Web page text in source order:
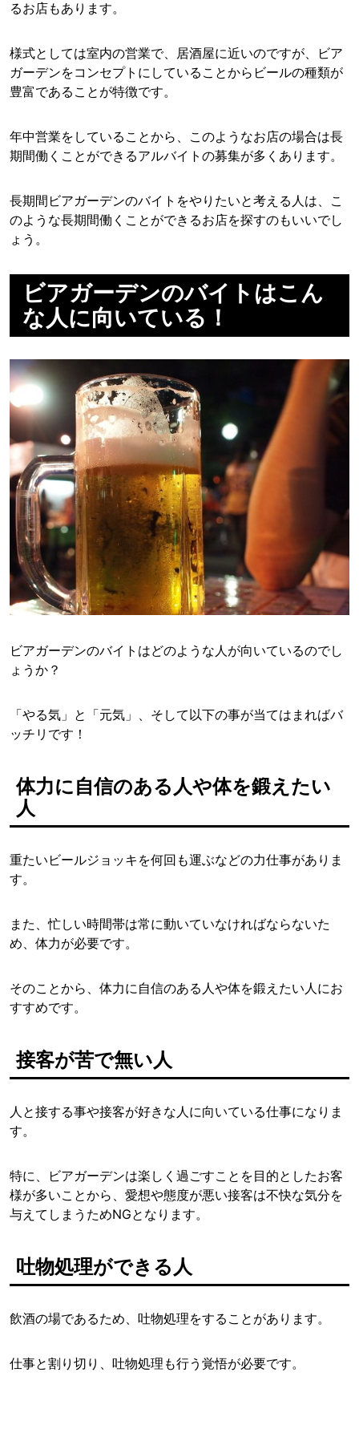
るお店もあります。
様式としては室内の営業で、居酒屋に近いのですが、ビア
ガーデンをコンセプトにしていることからビールの種類が
豊富であることが特徴です。
年中営業をしていることから、このようなお店の場合は長
期間働くことができるアルバイトの募集が多くあります。
長期間ビアガーデンのバイトをやりたいと考える人は、こ
のような長期間働くことができるお店を探すのもいいでし
ょう。
ビアガーデンのバイトはこん
な人に向いている！
ビアガーデンのバイトはどのような人が向いているのでし
ょうか？
「やる気」と「元気」、そして以下の事が当てはまればバ
ッチリです！
体力に自信のある人や体を鍛えたい
人
重たいビールジョッキを何回も運ぶなどの力仕事がありま
す。
また、忙しい時間帯は常に動いていなければならないた
め、体力が必要です。
そのことから、体力に自信のある人や体を鍛えたい人にお
すすめです。
接客が苦で無い人
人と接する事や接客が好きな人に向いている仕事になりま
す。
特に、ビアガーデンは楽しく過ごすことを目的としたお客
様が多いことから、愛想や態度が悪い接客は不快な気分を
与えてしまうためNGとなります。
吐物処理ができる人
飲酒の場であるため、吐物処理をすることがあります。
仕事と割り切り、吐物処理も行う覚悟が必要です。